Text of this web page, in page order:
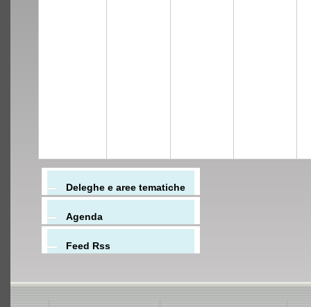
Deleghe e aree tematiche
Agenda
Feed Rss